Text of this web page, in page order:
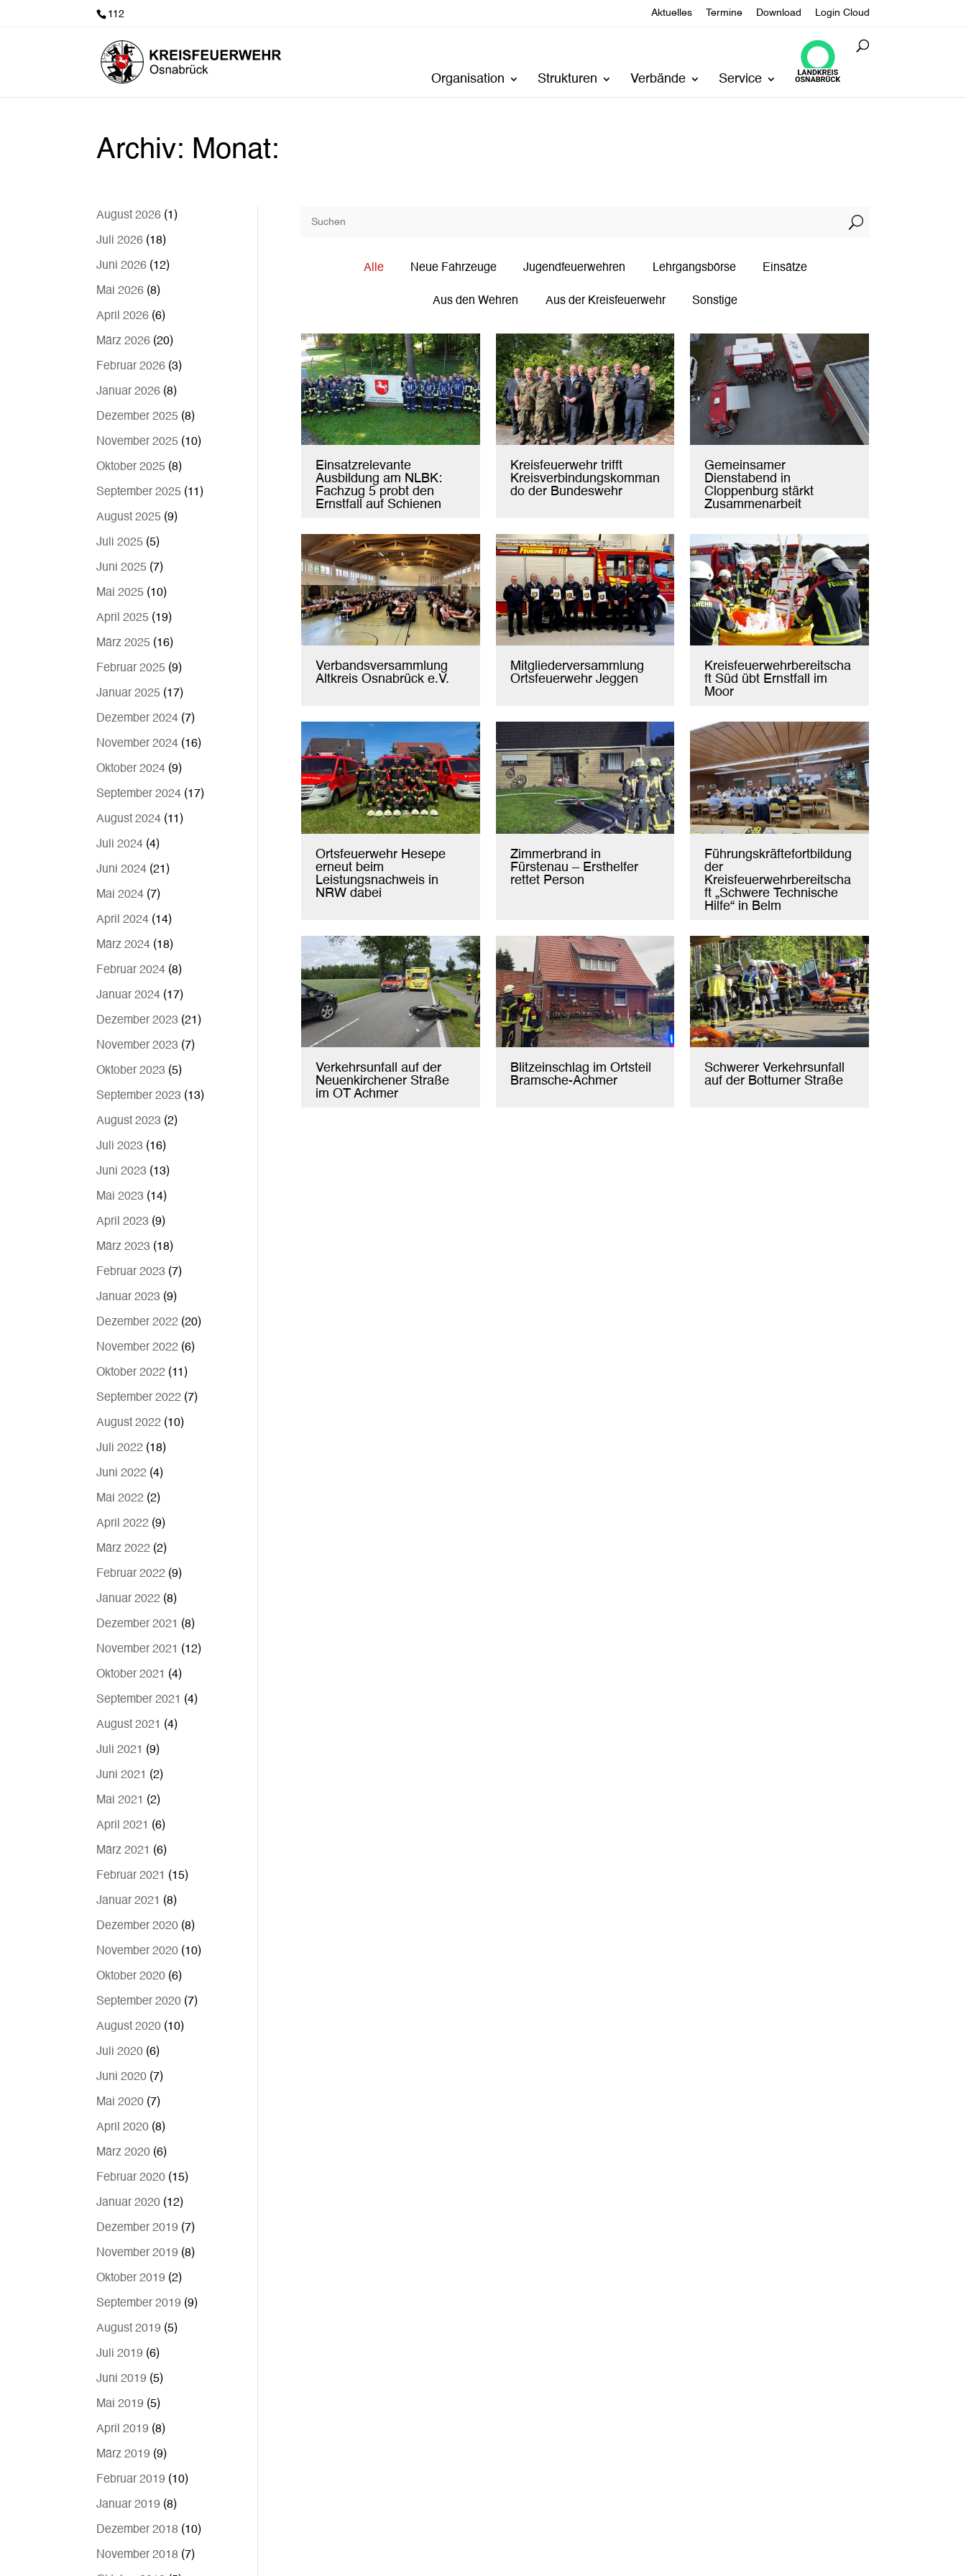
112 Aktuelles Termine Download Login Cloud
Organisation Strukturen Verbände Service
Archiv: Monat:
August 2026 (1)
Juli 2026 (18)
Juni 2026 (12)
Mai 2026 (8)
April 2026 (6)
März 2026 (20)
Februar 2026 (3)
Januar 2026 (8)
Dezember 2025 (8)
November 2025 (10)
Oktober 2025 (8)
September 2025 (11)
August 2025 (9)
Juli 2025 (5)
Juni 2025 (7)
Mai 2025 (10)
April 2025 (19)
März 2025 (16)
Februar 2025 (9)
Januar 2025 (17)
Dezember 2024 (7)
November 2024 (16)
Oktober 2024 (9)
September 2024 (17)
August 2024 (11)
Juli 2024 (4)
Juni 2024 (21)
Mai 2024 (7)
April 2024 (14)
März 2024 (18)
Februar 2024 (8)
Januar 2024 (17)
Dezember 2023 (21)
November 2023 (7)
Oktober 2023 (5)
September 2023 (13)
August 2023 (2)
Juli 2023 (16)
Juni 2023 (13)
Mai 2023 (14)
April 2023 (9)
März 2023 (18)
Februar 2023 (7)
Januar 2023 (9)
Dezember 2022 (20)
November 2022 (6)
Oktober 2022 (11)
September 2022 (7)
August 2022 (10)
Juli 2022 (18)
Juni 2022 (4)
Mai 2022 (2)
April 2022 (9)
März 2022 (2)
Februar 2022 (9)
Januar 2022 (8)
Dezember 2021 (8)
November 2021 (12)
Oktober 2021 (4)
September 2021 (4)
August 2021 (4)
Juli 2021 (9)
Juni 2021 (2)
Mai 2021 (2)
April 2021 (6)
März 2021 (6)
Februar 2021 (15)
Januar 2021 (8)
Dezember 2020 (8)
November 2020 (10)
Oktober 2020 (6)
September 2020 (7)
August 2020 (10)
Juli 2020 (6)
Juni 2020 (7)
Mai 2020 (7)
April 2020 (8)
März 2020 (6)
Februar 2020 (15)
Januar 2020 (12)
Dezember 2019 (7)
November 2019 (8)
Oktober 2019 (2)
September 2019 (9)
August 2019 (5)
Juli 2019 (6)
Juni 2019 (5)
Mai 2019 (5)
April 2019 (8)
März 2019 (9)
Februar 2019 (10)
Januar 2019 (8)
Dezember 2018 (10)
November 2018 (7)
U
Alle Neue Fahrzeuge Jugendfeuerwehren Lehrgangsbörse Einsätze
Aus den Wehren Aus der Kreisfeuerwehr Sonstige
Einsatzrelevante
Ausbildung am NLBK:
Fachzug 5 probt den
Ernstfall auf Schienen
Kreisfeuerwehr trifft
Kreisverbindungskomman
do der Bundeswehr
Gemeinsamer
Dienstabend in
Cloppenburg stärkt
Zusammenarbeit
Verbandsversammlung
Altkreis Osnabrück e.V.
Mitgliederversammlung
Ortsfeuerwehr Jeggen
Kreisfeuerwehrbereitscha
ft Süd übt Ernstfall im
Moor
Ortsfeuerwehr Hesepe
erneut beim
Leistungsnachweis in
NRW dabei
Zimmerbrand in
Fürstenau – Ersthelfer
rettet Person
Führungskräftefortbildung
der
Kreisfeuerwehrbereitscha
ft „Schwere Technische
Hilfe“ in Belm
Verkehrsunfall auf der
Neuenkirchener Straße
im OT Achmer
Blitzeinschlag im Ortsteil
Bramsche-Achmer
Schwerer Verkehrsunfall
auf der Bottumer Straße